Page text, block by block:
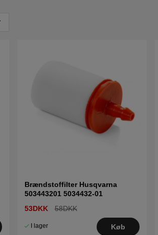
Brændstoffilter Husqvarna
503443201 5034432-01
53DKK
58DKK
I lager Køb